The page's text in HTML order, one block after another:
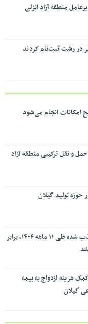
منطقه آزاد انزلی
امکانات انجام می‌شود
و نقل ترکیبی منطقه آزاد
سرمایه گذاری داخلی و خارجی جذب شده طی ۱۱ ماهه ۱۴۰۴، برابر
تومان کمک هزینه ازدواج به بیمه
گیلان